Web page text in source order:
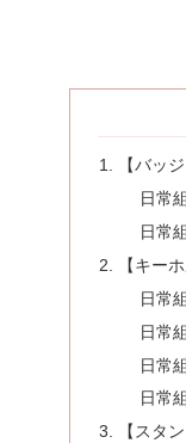
【バッジ
日常
日常
【キー
日常
日常
日常
日常
【スタ